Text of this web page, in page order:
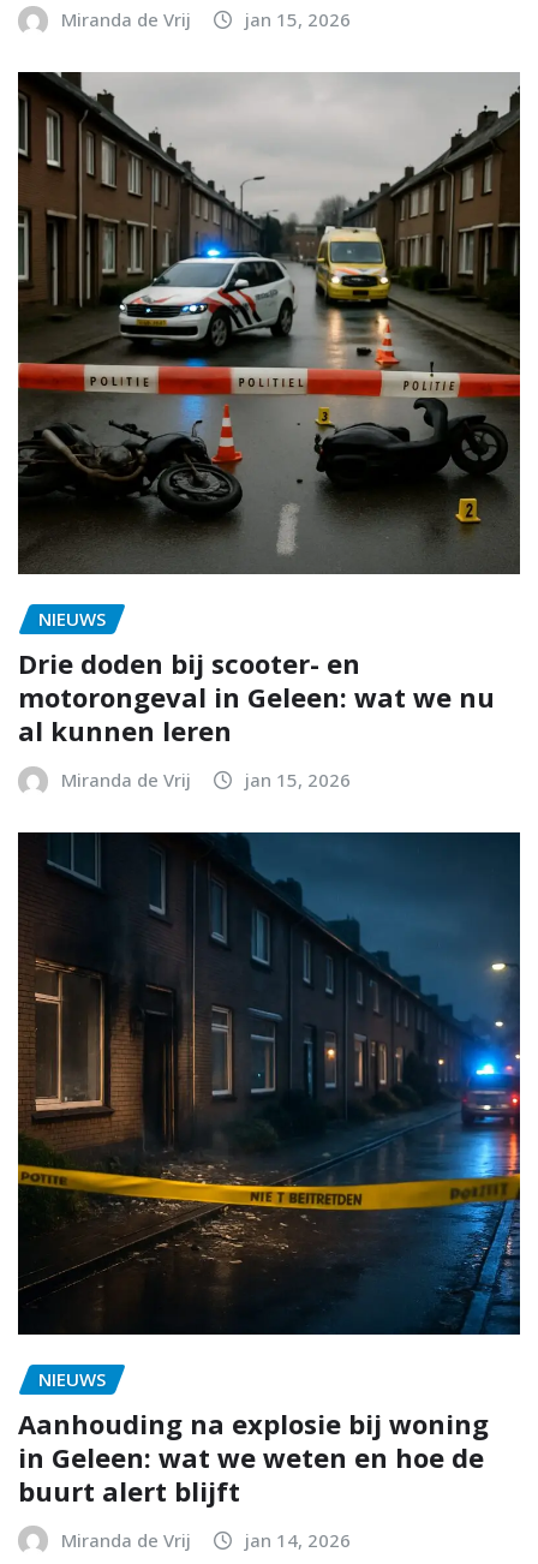
Miranda de Vrij jan 15, 2026
NIEUWS
Drie doden bij scooter- en
motorongeval in Geleen: wat we nu
al kunnen leren
Miranda de Vrij jan 15, 2026
NIEUWS
Aanhouding na explosie bij woning
in Geleen: wat we weten en hoe de
buurt alert blijft
Miranda de Vrij jan 14, 2026